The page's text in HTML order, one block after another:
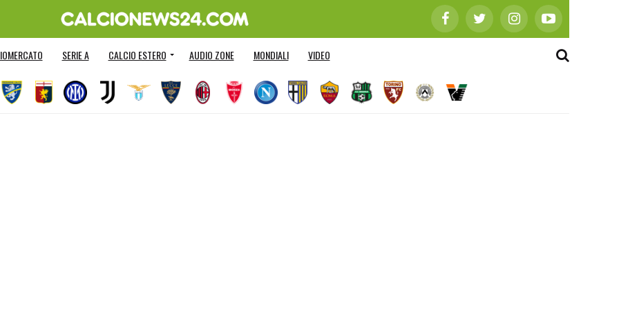
SERIE A CALCIO ESTERO AUDIO ZONE MONDIALI VIDEO